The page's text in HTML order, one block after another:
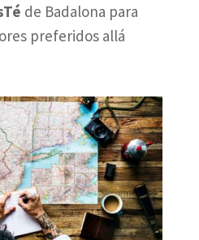
de Badalona para
preferidos allá